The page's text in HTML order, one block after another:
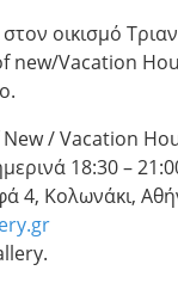
στον οικισμό
Vacation
/ Vacation
18:30 –
4, Κολωνάκι,